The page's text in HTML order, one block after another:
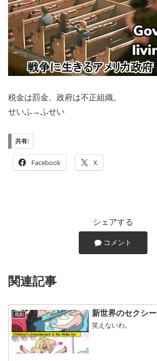
税金は罰金、政府は不正組織。
せいふ→ふせい
共有:
Facebook X
シェアする
コメント
関連記事
風刺 新世界のセクシー
笑えないわ。